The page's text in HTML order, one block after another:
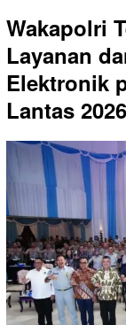
Wakapolri
Layanan
Elektronik
Lantas 2026